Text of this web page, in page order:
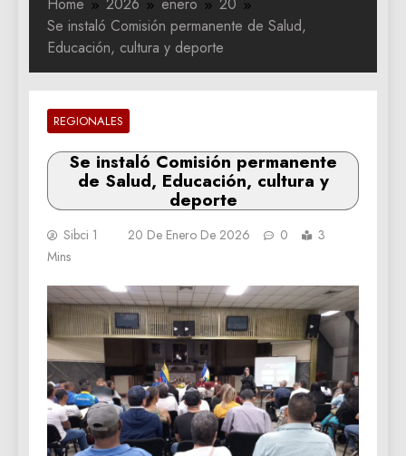
Se instaló Comisión permanente de Salud,
Educación, cultura y deporte
REGIONALES
Se instaló Comisión permanente
de Salud, Educación, cultura y
deporte
Sibci 1 20 De Enero De 2026 0
3
Mins